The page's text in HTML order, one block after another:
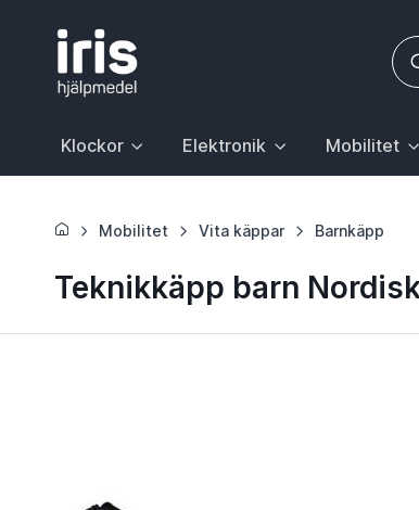
Klockor
Huvudrubrik med undermeny. För att gå till
Elektronik
Huvudrubrik med undermeny.
Mobilitet
Huvudrubrik
Mobilitet Vita käppar Barnkäpp
Teknikkäpp barn